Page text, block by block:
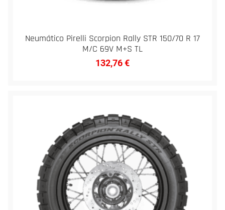
Neumático Pirelli Scorpion Rally STR 150/70 R 17
M/C 69V M+S TL
132,76€